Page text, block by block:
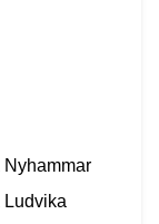
Nyhammar
Ludvika